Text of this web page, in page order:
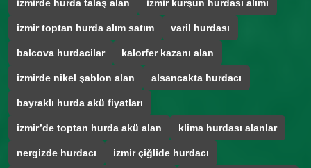
izmirde hurda talaş alan izmir kurşun hurdası alımı
izmir toptan hurda alım satım varil hurdası
balcova hurdacilar kalorfer kazanı alan
izmirde nikel şablon alan alsancakta hurdacı
bayraklı hurda akü fiyatları
izmir’de toptan hurda akü alan klima hurdası alanlar
nergizde hurdacı izmir çiğlide hurdacı